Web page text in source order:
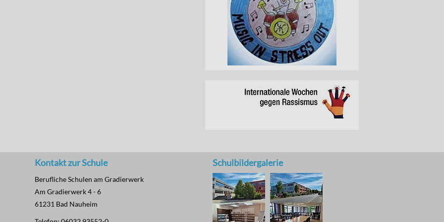
Kontakt zur Schule
Berufliche Schulen am Gradierwerk
Am Gradierwerk 4 - 6
61231 Bad Nauheim
Schulbildergalerie